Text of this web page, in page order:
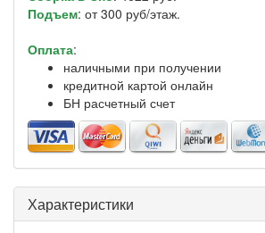
Подъем: от 300 руб/этаж.
Оплата:
наличными при получении
кредитной картой онлайн
БН расчетный счет
Характеристики